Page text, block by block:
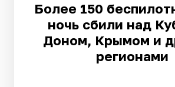
Более 150
ночь сбили над
Доном, Крымом и
регионами